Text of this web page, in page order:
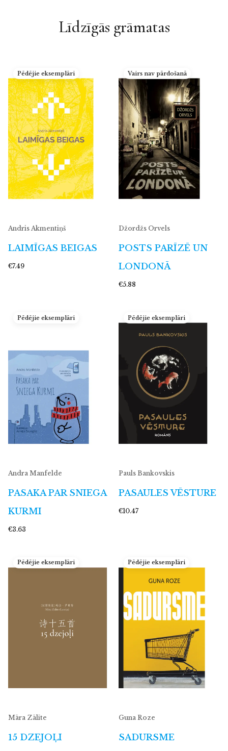
Līdzīgās grāmatas
Pēdējie eksemplāri
Andris Akmentiņš
LAIMĪGAS BEIGAS
€7.49
Vairs nav pārdošanā
Džordžs Orvels
POSTS PARĪZĒ UN
LONDONĀ
€5.88
Pēdējie eksemplāri
Andra Manfelde
PASAKA PAR SNIEGA
KURMI
€3.63
Pēdējie eksemplāri
Pauls Bankovskis
PASAULES VĒSTURE
€10.47
Pēdējie eksemplāri
Māra Zālīte
15 DZEJOĻI
Pēdējie eksemplāri
Guna Roze
SADURSME